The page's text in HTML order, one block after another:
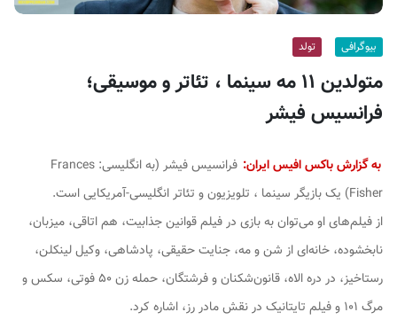
بیوگرافی تولد
متولدین ۱۱ مه سینما ، تئاتر و موسیقی؛
فرانسیس فیشر
به گزارش باکس افیس ایران:
فرانسیس فیشر (به انگلیسی: Frances
Fisher) یک بازیگر سینما ، تلویزیون و تئاتر انگلیسی-آمریکایی است.
از فیلم‌های او می‌توان به بازی در فیلم قوانین جذابیت، هم اتاقی، میزبان،
نابخشوده، خانه‌ای از شن و مه، جنایت حقیقی، پادشاهی، وکیل لینکلن،
رستاخیز، در دره الاه، قانون‌شکنان و فرشتگان، حمله زن ۵۰ فوتی، سکس و
مرگ ۱۰۱ و فیلم تایتانیک در نقش مادر رز، اشاره کرد.